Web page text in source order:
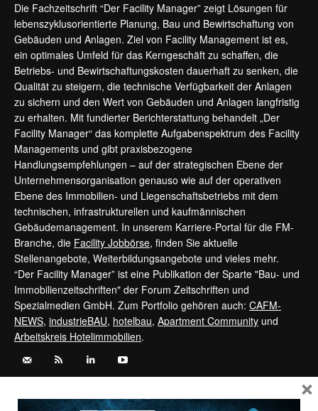
Die Fachzeitschrift “Der Facility Manager” zeigt Lösungen für
lebenszyklusorientierte Planung, Bau und Bewirtschaftung von
Gebäuden und Anlagen. Ziel von Facility Management ist es,
ein optimales Umfeld für das Kerngeschäft zu schaffen, die
Betriebs- und Bewirtschaftungskosten dauerhaft zu senken, die
Qualität zu steigern, die technische Verfügbarkeit der Anlagen
zu sichern und den Wert von Gebäuden und Anlagen langfristig
zu erhalten. Mit fundierter Berichterstattung behandelt „Der
Facility Manager“ das komplette Aufgabenspektrum des Facility
Managements und gibt praxisbezogene
Handlungsempfehlungen – auf der strategischen Ebene der
Unternehmensorganisation genauso wie auf der operativen
Ebene des Immobilien- und Liegenschaftsbetriebs mit dem
technischen, infrastrukturellen und kaufmännischen
Gebäudemanagement. In unserem Karriere-Portal für die FM-
Branche, die Facility Jobbörse, finden Sie aktuelle
Stellenangebote, Weiterbildungsangebote und vieles mehr.
“Der Facility Manager” ist eine Publikation der Sparte "Bau- und
Immobilienzeitschriften" der Forum Zeitschriften und
Spezialmedien GmbH. Zum Portfolio gehören auch: CAFM-
NEWS, industrieBAU, hotelbau, Apartment Community und
Arbeitskreis Hotelimmobilien.
Kontaktieren Sie uns:service@forum-zeitschriften.de ×